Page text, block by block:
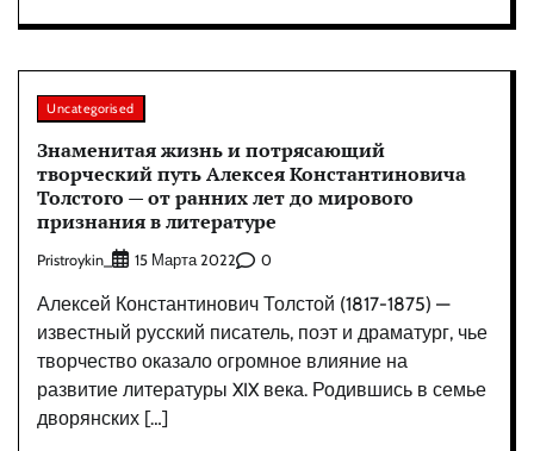
Uncategorised
Знаменитая жизнь и потрясающий
творческий путь Алексея Константиновича
Толстого — от ранних лет до мирового
признания в литературе
Pristroykin_ 15 Марта 2022 0
Алексей Константинович Толстой (1817-1875) —
известный русский писатель, поэт и драматург, чье
творчество оказало огромное влияние на
развитие литературы XIX века. Родившись в семье
дворянских […]